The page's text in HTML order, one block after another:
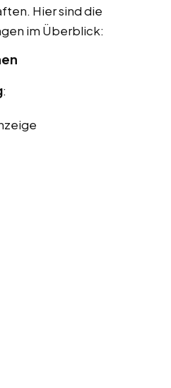
Hier sind die
im Überblick:
: